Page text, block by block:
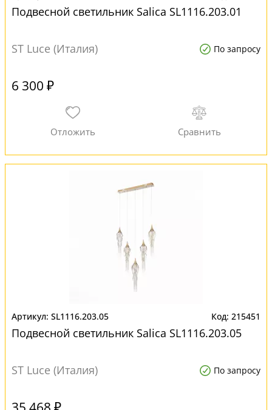
Подвесной светильник Salica SL1116.203.01
ST Luce (Италия) По запросу
6 300 ₽
SL1116.203.05 215451
Подвесной светильник Salica SL1116.203.05
ST Luce (Италия) По запросу